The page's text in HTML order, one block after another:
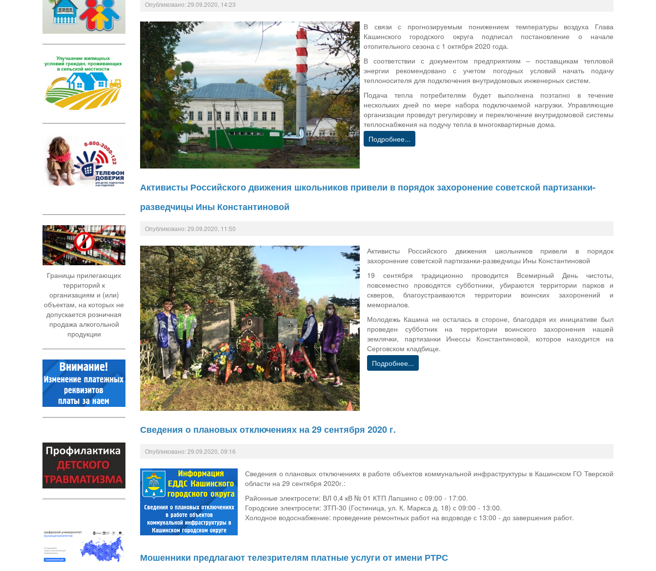
Границы прилегающих
территорий к
организациям и (или)
объектам, на которых не
допускается розничная
продажа алкогольной
продукции
Опубликовано: 29.09.2020, 14:23
В связи с прогнозируемым понижением температуры воздуха Глава
Кашинского городского округа подписал постановление о начале
отопительного сезона с 1 октября 2020 года.
В соответствии с документом предприятиям – поставщикам тепловой
энергии рекомендовано с учетом погодных условий начать подачу
теплоносителя для подключения внутридомовых инженерных систем.
Подача тепла потребителям будет выполнена поэтапно в течение
нескольких дней по мере набора подключаемой нагрузки. Управляющие
организации проведут регулировку и переключение внутридомовой системы
теплоснабжения на подучу тепла в многоквартирные дома.
Подробнее...
Активисты Российского движения школьников привели в порядок захоронение советской партизанки-
разведчицы Ины Константиновой
Опубликовано: 29.09.2020, 11:50
Активисты Российского движения школьников привели в порядок
захоронение советской партизанки-разведчицы Ины Константиновой
19 сентября традиционно проводится Всемирный День чистоты,
повсеместно проводятся субботники, убираются территории парков и
скверов, благоустраиваются территории воинских захоронений и
мемориалов.
Молодежь Кашина не осталась в стороне, благодаря их инициативе был
проведен субботник на территории воинского захоронения нашей
землячки, партизанки Инессы Константиновой, которое находится на
Серговском кладбище.
Подробнее...
Сведения о плановых отключениях на 29 сентября 2020 г.
Опубликовано: 29.09.2020, 09:16
Сведения о плановых отключениях в работе объектов коммунальной инфраструктуры в Кашинском ГО Тверской
области на 29 сентября 2020г.:
Районные электросети: ВЛ 0,4 кВ № 01 КТП Лапшино с 09:00 - 17:00.
Городские электросети: ЗТП-30 (Гостиница, ул. К. Маркса д. 18) с 09:00 - 13:00.
Холодное водоснабжение: проведение ремонтных работ на водоводе с 13:00 - до завершения работ.
Мошенники предлагают телезрителям платные услуги от имени РТРС